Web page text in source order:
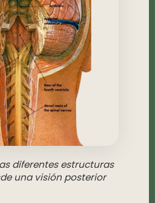
diferentes estructuras
una visión posterior